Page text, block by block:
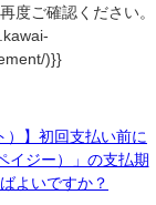
度ご確認ください。
)}}
）】初回支払い前に
イジー）」の支払期
よいですか？